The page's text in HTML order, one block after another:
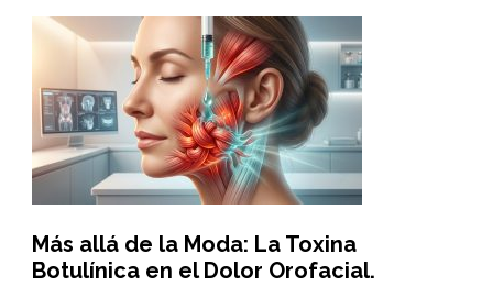
Más allá de la Moda: La Toxina
Botulínica en el Dolor Orofacial.